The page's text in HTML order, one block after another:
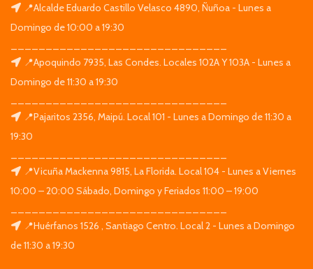
📍Alcalde Eduardo Castillo Velasco 4890, Ñuñoa - Lunes a
Domingo de 10:00 a 19:30
📍Apoquindo 7935, Las Condes. Locales 102A Y 103A - Lunes a
Domingo de 11:30 a 19:30
📍Pajaritos 2356, Maipú. Local 101 - Lunes a Domingo de 11:30 a
19:30
📍Vicuña Mackenna 9815, La Florida. Local 104 - Lunes a Viernes
10:00 – 20:00 Sábado, Domingo y Feriados 11:00 – 19:00
📍Huérfanos 1526 , Santiago Centro. Local 2 - Lunes a Domingo
de 11:30 a 19:30